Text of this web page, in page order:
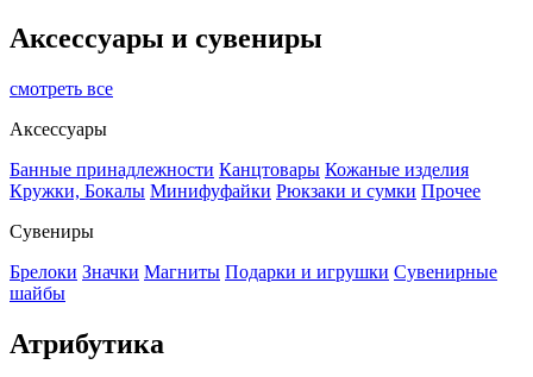
Аксессуары и сувениры
смотреть все
Аксессуары
Банные принадлежности Канцтовары Кожаные изделия
Кружки, Бокалы Минифуфайки Рюкзаки и сумки Прочее
Сувениры
Брелоки Значки Магниты Подарки и игрушки Сувенирные
шайбы
Атрибутика